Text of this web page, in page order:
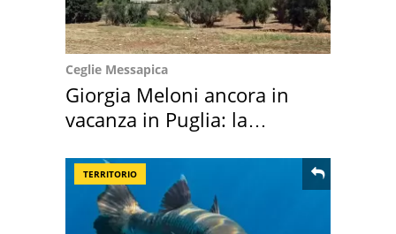
Ceglie Messapica
Giorgia Meloni ancora in
vacanza in Puglia: la
TERRITORIO